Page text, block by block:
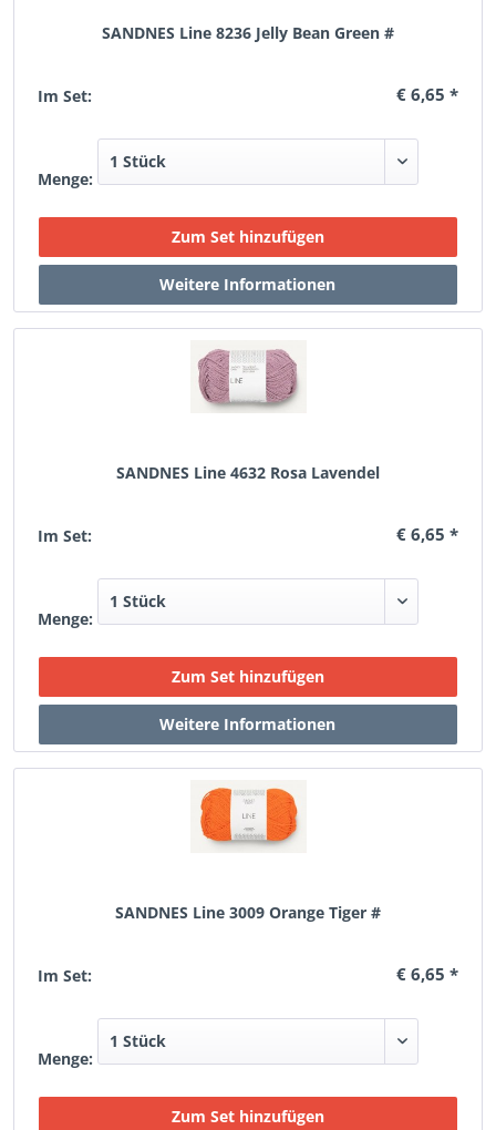
SANDNES Line 8236 Jelly Bean Green #
Im Set: € 6,65 *
Menge:
SANDNES Line 4632 Rosa Lavendel
Im Set: € 6,65 *
Menge:
SANDNES Line 3009 Orange Tiger #
Im Set: € 6,65 *
Menge: